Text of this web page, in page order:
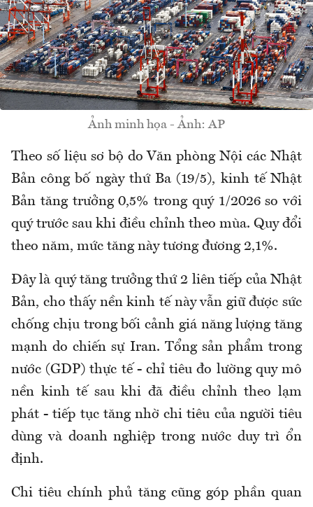
Ảnh minh họa - Ảnh: AP
Theo số liệu sơ bộ do Văn phòng Nội các Nhật
Bản công bố ngày thứ Ba (19/5), kinh tế Nhật
Bản tăng trưởng 0,5% trong quý 1/2026 so với
quý trước sau khi điều chỉnh theo mùa. Quy đổi
theo năm, mức tăng này tương đương 2,1%.
Đây là quý tăng trưởng thứ 2 liên tiếp của Nhật
Bản, cho thấy nền kinh tế này vẫn giữ được sức
chống chịu trong bối cảnh giá năng lượng tăng
mạnh do chiến sự Iran. Tổng sản phẩm trong
nước (GDP) thực tế - chỉ tiêu đo lường quy mô
nền kinh tế sau khi đã điều chỉnh theo lạm
phát - tiếp tục tăng nhờ chi tiêu của người tiêu
dùng và doanh nghiệp trong nước duy trì ổn
định.
Chi tiêu chính phủ tăng cũng góp phần quan